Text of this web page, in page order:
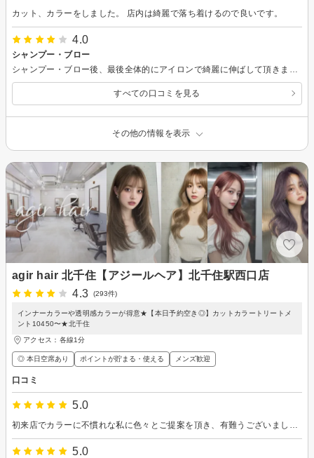
カット、カラーをしました。 店内は綺麗で落ち着けるので良いです。
4.0
シャンプー・ブロー
すべての口コミを見る
その他の情報を表示
agir hair 北千住【アジールヘア】北千住駅西口店
4.3
(293件)
インナーカラーや透明感カラーが得意★【本日予約空き◎】カットカラートリートメ
ント10450〜★北千住
アクセス：各線1分
◎ 本日空席あり ポイントが貯まる・使える メンズ歓迎
口コミ
5.0
5.0